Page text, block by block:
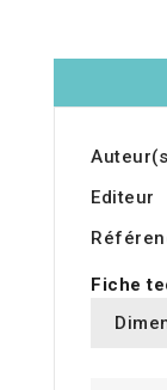
Editeur
Fiche